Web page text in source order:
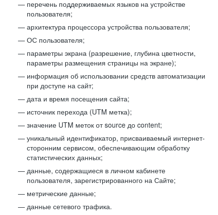
перечень поддерживаемых языков на устройстве
пользователя;
архитектура процессора устройства пользователя;
ОС пользователя;
параметры экрана (разрешение, глубина цветности,
параметры размещения страницы на экране);
информация об использовании средств автоматизации
при доступе на сайт;
дата и время посещения сайта;
источник перехода (UTM метка);
значение UTM меток от source до content;
уникальный идентификатор, присваиваемый интернет-
сторонним сервисом, обеспечивающим обработку
статистических данных;
данные, содержащиеся в личном кабинете
пользователя, зарегистрированного на Сайте;
метрические данные;
данные сетевого трафика.